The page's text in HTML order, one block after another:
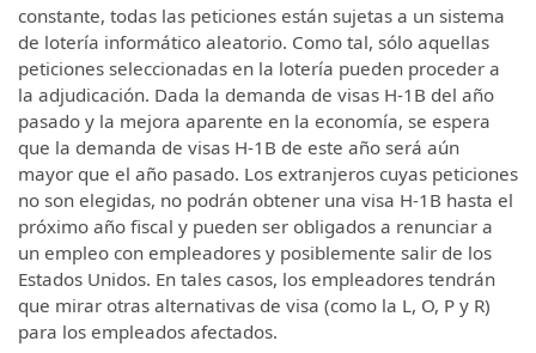
constante, todas las peticiones están sujetas a un sistema
de lotería informático aleatorio. Como tal, sólo aquellas
peticiones seleccionadas en la lotería pueden proceder a
la adjudicación. Dada la demanda de visas H-1B del año
pasado y la mejora aparente en la economía, se espera
que la demanda de visas H-1B de este año será aún
mayor que el año pasado. Los extranjeros cuyas peticiones
no son elegidas, no podrán obtener una visa H-1B hasta el
próximo año fiscal y pueden ser obligados a renunciar a
un empleo con empleadores y posiblemente salir de los
Estados Unidos. En tales casos, los empleadores tendrán
que mirar otras alternativas de visa (como la L, O, P y R)
para los empleados afectados.